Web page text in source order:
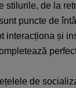
stilurile, de la
puncte de
interacționa și
de